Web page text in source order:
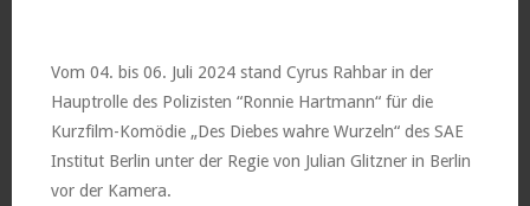
Vom 04. bis 06. Juli 2024 stand Cyrus Rahbar in der
Hauptrolle des Polizisten “Ronnie Hartmann“ für die
Kurzfilm-Komödie „Des Diebes wahre Wurzeln“ des SAE
Institut Berlin unter der Regie von Julian Glitzner in Berlin
vor der Kamera.